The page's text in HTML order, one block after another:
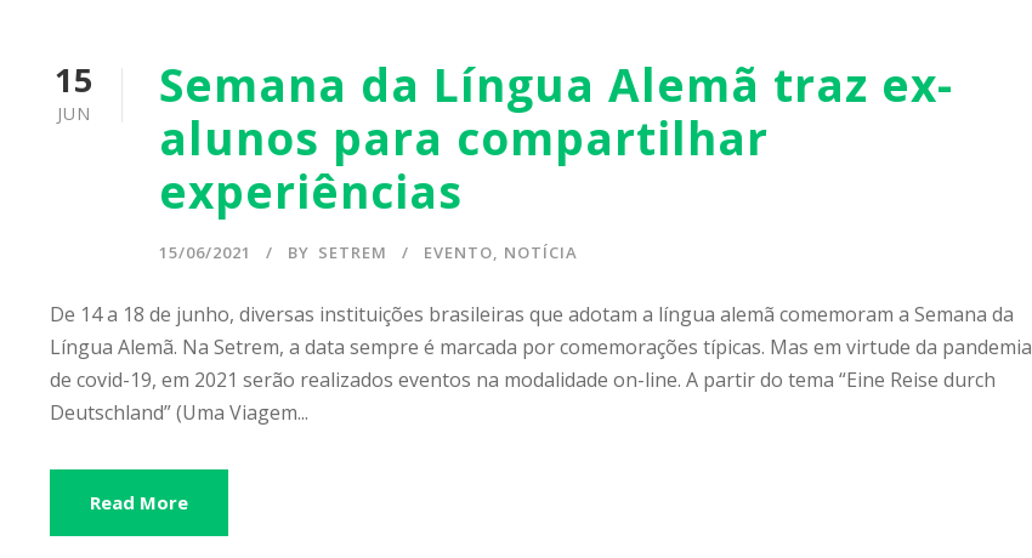
15
JUN
Semana da Língua Alemã traz ex-
alunos para compartilhar
experiências
15/06/2021 BY SETREM EVENTO, NOTÍCIA
De 14 a 18 de junho, diversas instituições brasileiras que adotam a língua alemã comemoram a Semana da
Língua Alemã. Na Setrem, a data sempre é marcada por comemorações típicas. Mas em virtude da pandemia
de covid-19, em 2021 serão realizados eventos na modalidade on-line. A partir do tema “Eine Reise durch
Deutschland” (Uma Viagem...
Read More